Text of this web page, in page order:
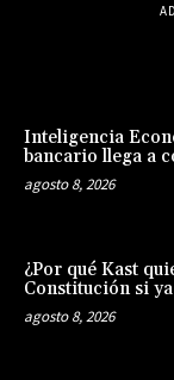
Inteligencia
bancario llega a
agosto 8, 2026
¿Por qué Kast
Constitución si
agosto 8, 2026